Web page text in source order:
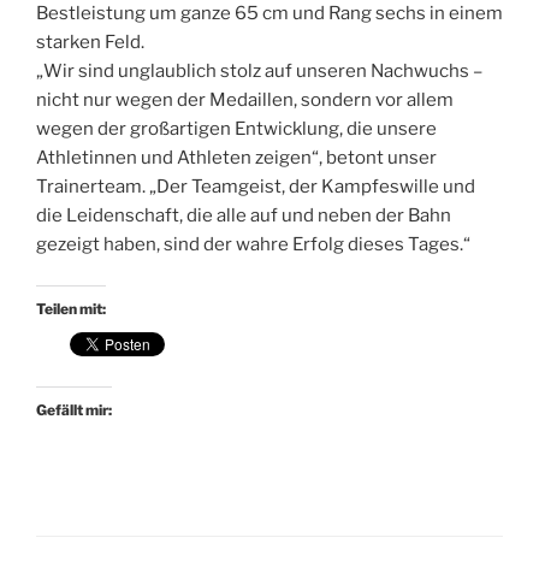
Bestleistung um ganze 65 cm und Rang sechs in einem
starken Feld.
„Wir sind unglaublich stolz auf unseren Nachwuchs –
nicht nur wegen der Medaillen, sondern vor allem
wegen der großartigen Entwicklung, die unsere
Athletinnen und Athleten zeigen“, betont unser
Trainerteam. „Der Teamgeist, der Kampfeswille und
die Leidenschaft, die alle auf und neben der Bahn
gezeigt haben, sind der wahre Erfolg dieses Tages.“
Teilen mit:
Gefällt mir: